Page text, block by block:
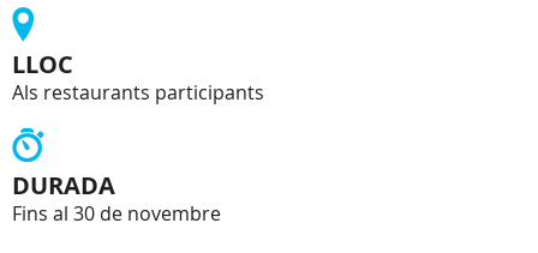
LLOC
Als restaurants participants
DURADA
Fins al 30 de novembre